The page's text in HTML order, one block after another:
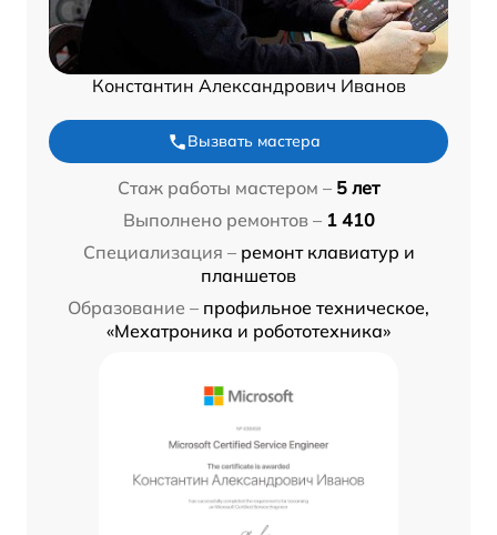
Константин Александрович Иванов
Вызвать мастера
Стаж работы мастером – 5 лет
Выполнено ремонтов – 1 410
Специализация – ремонт клавиатур и
планшетов
Образование – профильное техническое,
«Мехатроника и робототехника»